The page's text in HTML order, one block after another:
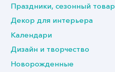
Праздники, сезонный товар
Декор для интерьера
Календари
Дизайн и творчество
Новорожденные